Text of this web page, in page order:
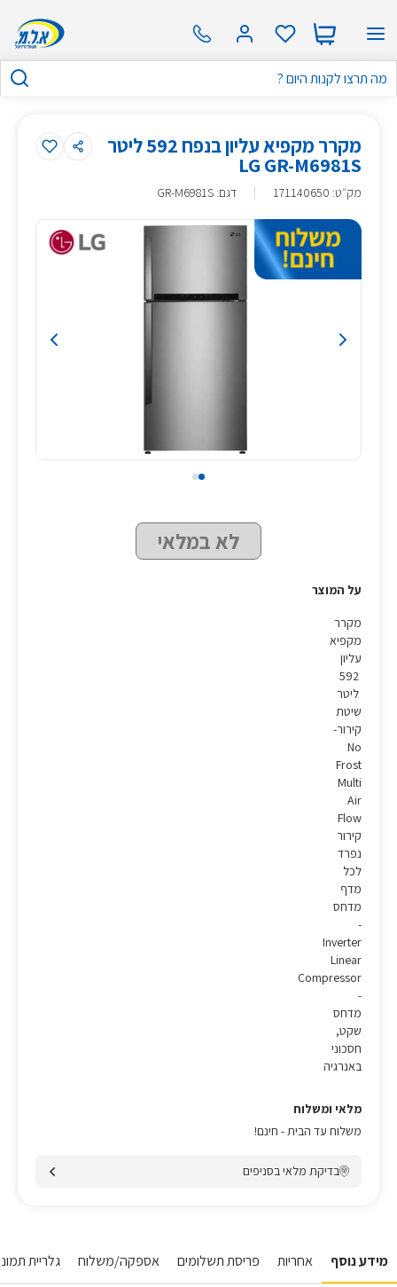
מקרר מקפיא עליון בנפח 592 ליטר
LG GR-M6981S
מק״ט:
171140650 דגם: GR-M6981S
לא במלאי
על המוצר
מקרר
מקפיא
עליון
592
ליטר
שיטת
קירור-
No
Frost
Multi
Air
Flow
קירור
נפרד
לכל
מדף
מדחס
-
Inverter
Linear
Compressor
-
מדחס
שקט,
חסכוני
באנרגיה
מלאי ומשלוח
משלוח עד הבית - חינם!
בדיקת מלאי בסניפים
מידע נוסף אחריות פריסת תשלומים אספקה/משלוח גלריית